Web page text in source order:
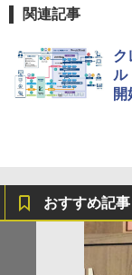
関連記事
ク
ル
開
おすすめ記事